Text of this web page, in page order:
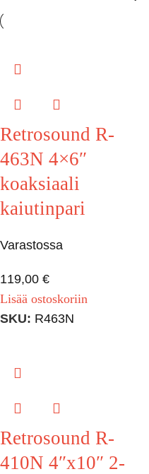
Retrosound R-
463N 4×6″
koaksiaali
kaiutinpari
Varastossa
119,00 €
Lisää ostoskoriin
SKU: R463N
Retrosound R-
410N 4″x10″ 2-